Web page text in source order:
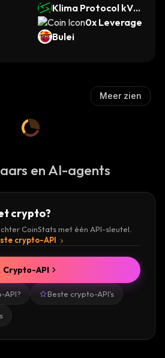
Klima Protocol kVC
M
0x Leverage
Bulei
Meer zien
en AI-agents
crypto?
CoinStats met één API-sleutel.
crypto-API
API? Beste crypto-API's
Crypto-API